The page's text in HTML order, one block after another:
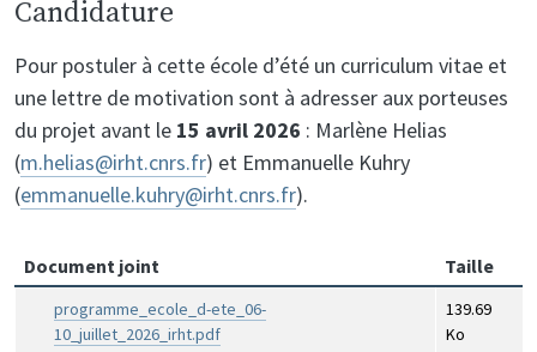
Candidature
Pour postuler à cette école d’été un curriculum vitae et
une lettre de motivation sont à adresser aux porteuses
du projet avant le 15 avril 2026 : Marlène Helias
(m.helias@irht.cnrs.fr) et Emmanuelle Kuhry
(emmanuelle.kuhry@irht.cnrs.fr).
Document joint Taille
programme_ecole_d-ete_06-
10_juillet_2026_irht.pdf
139.69
Ko